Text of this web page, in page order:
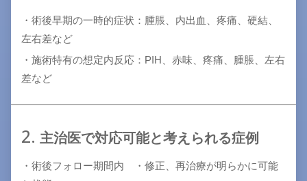
・術後早期の一時的症状：腫脹、内出血、疼痛、硬結、
左右差など
・施術特有の想定内反応：PIH、赤味、疼痛、腫脹、左右
差など
2. 主治医で対応可能と考えられる症例
・術後フォロー期間内 ・修正、再治療が明らかに可能